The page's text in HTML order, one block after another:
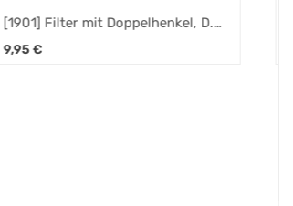
[1901] Filter mit Doppelhenkel, D.
6,0 cm
9,95€